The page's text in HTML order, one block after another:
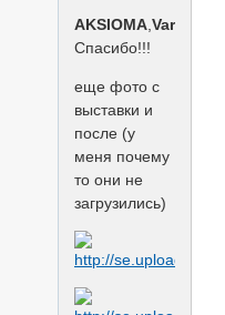
AKSIOMA Varya
Спасибо!!!
еще фото с
выставки и
после (у
меня почему
то они не
загрузились)